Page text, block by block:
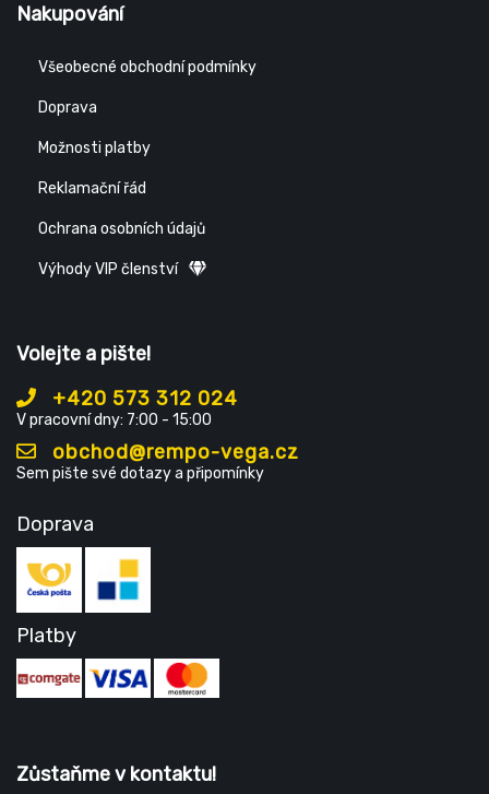
Nakupování
Všeobecné obchodní podmínky
Doprava
Možnosti platby
Reklamační řád
Ochrana osobních údajů
Výhody VIP členství
Volejte a pište!
+420 573 312 024
V pracovní dny: 7:00 - 15:00
obchod@rempo-vega.cz
Sem pište své dotazy a připomínky
Doprava
Platby
Zůstaňme v kontaktu!